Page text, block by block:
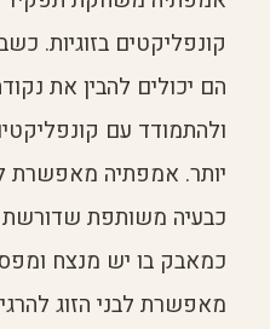
קונפליקטים בזוגיות.
הם יכולים להבין את
ולהתמודד עם
יותר. אמפתיה מאפשרת
כבעיה משותפת שדורשת
כמאבק בו יש מנצח
מאפשרת לבני הזוג